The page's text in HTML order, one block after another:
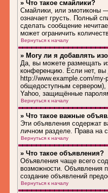
» Что такое смайлики?
Смайлики, или эмотиконы —
означает грусть. Полный
сделать сообщение
может ограничить
Вернуться к началу
» Могу ли я добавлять
Да, вы можете размещать
конференцию. Если нет, вы
http://www.example.com/
общедоступным сервером),
Yahoo, защищённые
Вернуться к началу
» Что такое важные
Эти объявления содержат
личном разделе. Права на
Вернуться к началу
» Что такое объявления?
Объявления чаще всего
возможности. Объявления
создание объявлений
Вернуться к началу